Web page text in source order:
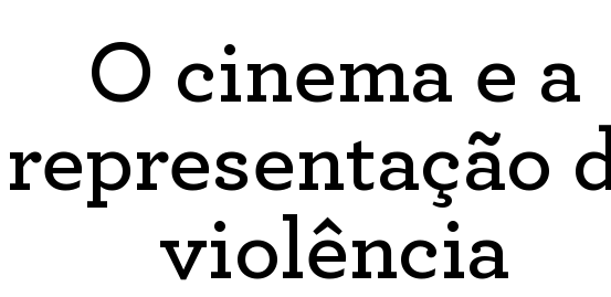
O cinema e a
representação
violência